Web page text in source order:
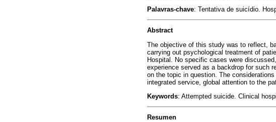
Palavras-chave: Tentativa de suicídio.
Abstract
The objective of this study was to reflect,
carrying out psychological treatment of
Hospital. No specific cases were
experience served as a backdrop for such
on the topic in question. The
integrated service, global attention to the
Keywords: Attempted suicide. Clinical
Resumen